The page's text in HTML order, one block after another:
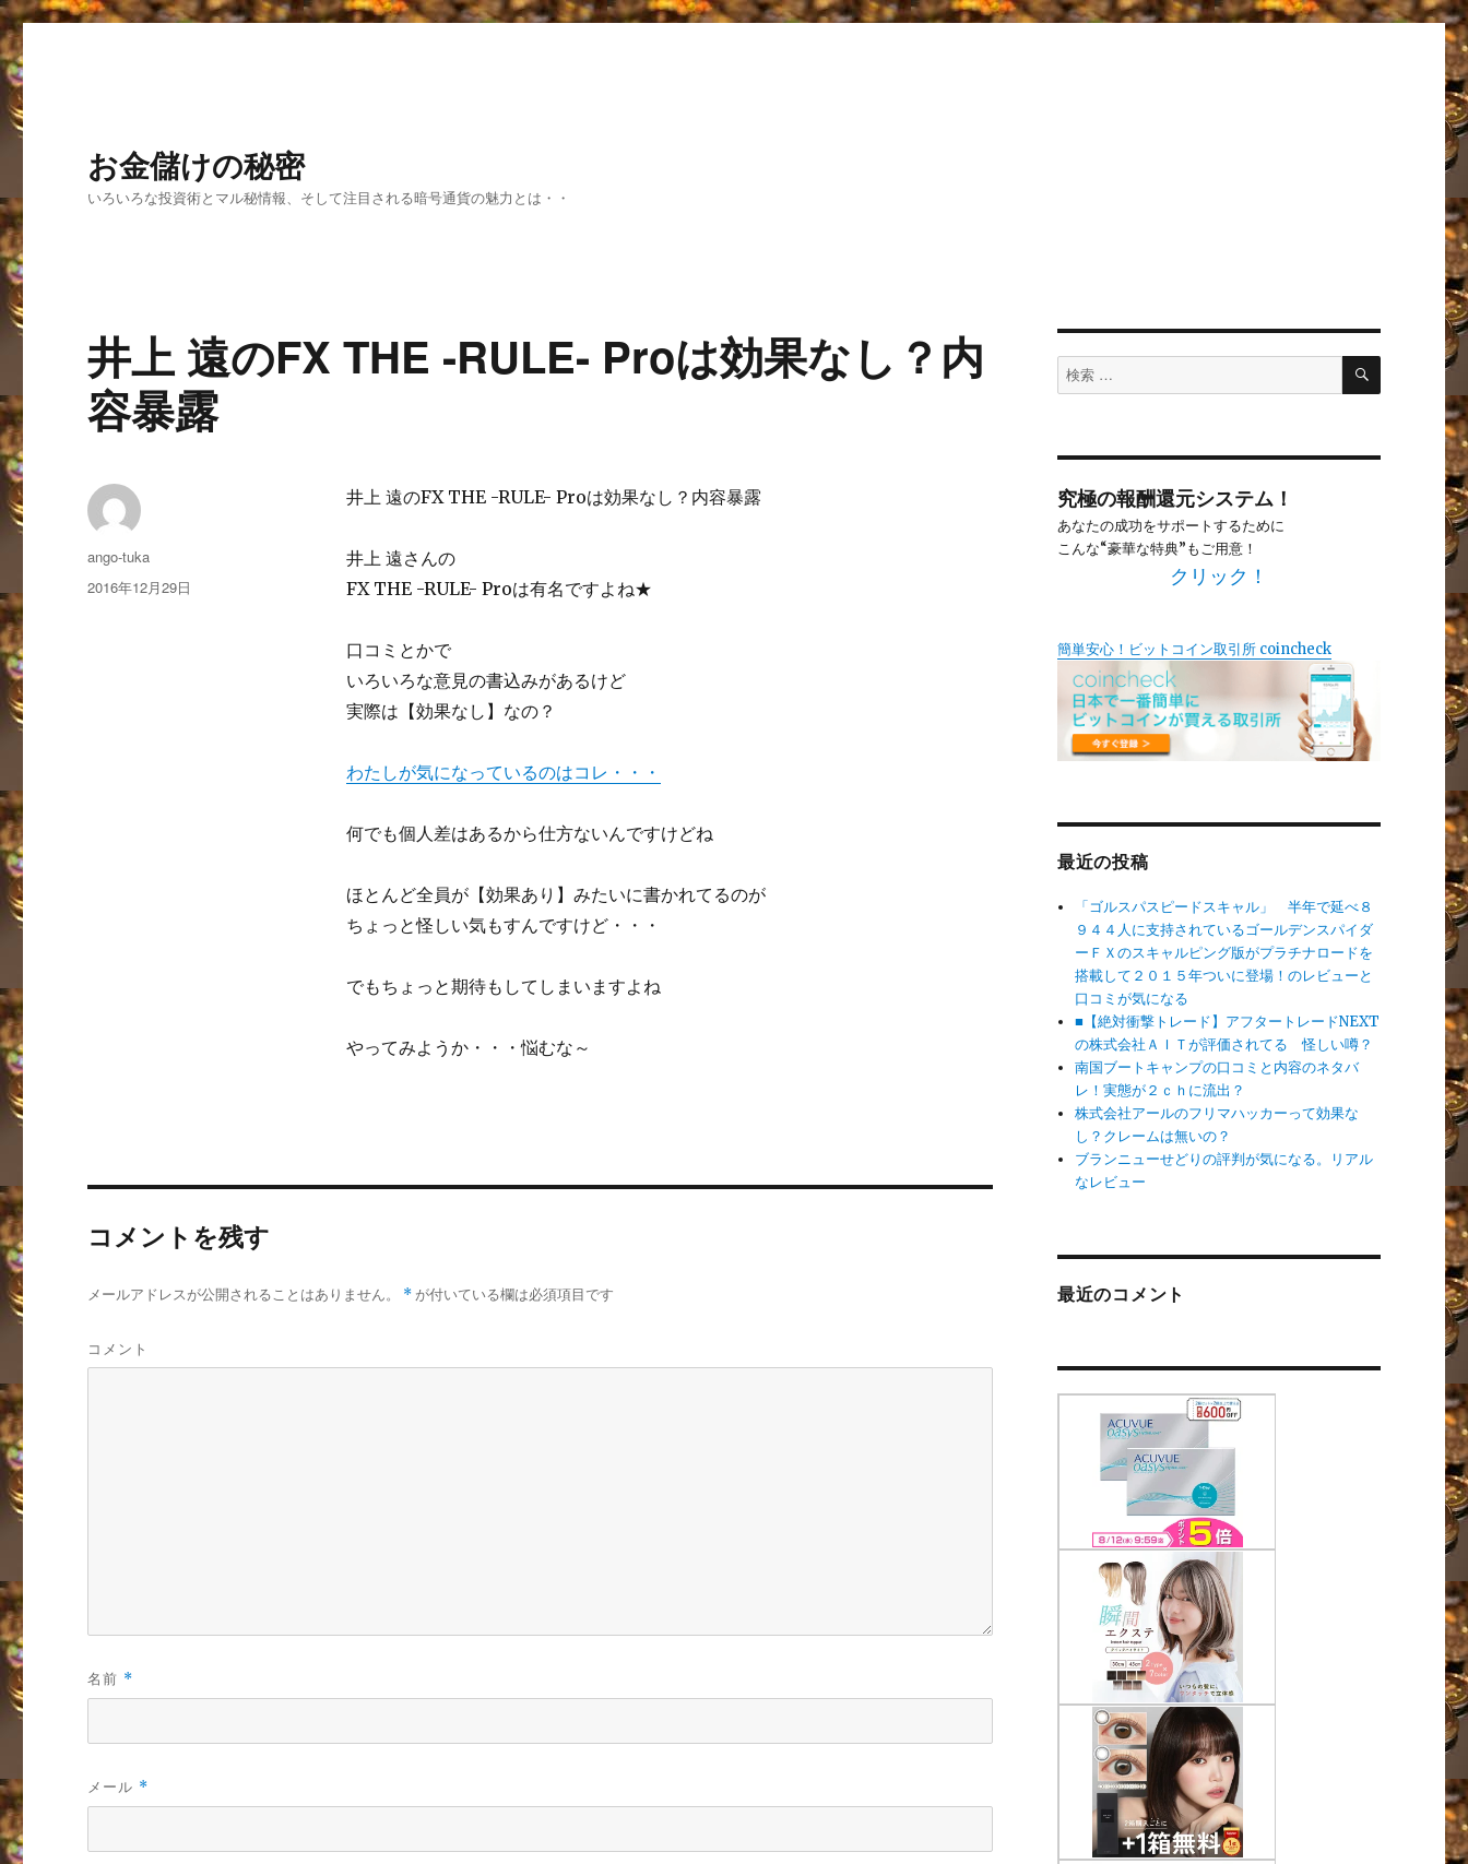
お金儲けの秘密
いろいろな投資術とマル秘情報、そして注目される暗号通貨の魅力とは・・
井上 遠のFX THE -RULE- Proは効果なし？内
容暴露
井上 遠のFX THE -RULE- Proは効果なし？内容暴露
井上 遠さんの
FX THE -RULE- Proは有名ですよね★
口コミとかで
いろいろな意見の書込みがあるけど
実際は【効果なし】なの？
わたしが気になっているのはコレ・・・
何でも個人差はあるから仕方ないんですけどね
ほとんど全員が【効果あり】みたいに書かれてるのが
ちょっと怪しい気もすんですけど・・・
でもちょっと期待もしてしまいますよね
やってみようか・・・悩むな～
投
稿
ango-tuka
投
2016年12月29日
コメントを残す
メールアドレスが公開されることはありません。 * が付いている欄は必須項目です
コメント
名前 *
メール *
検
索
検
究極の報酬還元システム！
あなたの成功をサポートするために
こんな“豪華な特典”もご用意！
クリック！
簡単安心！ビットコイン取引所 coincheck
最近の投稿
「ゴルスパスピードスキャル」 半年で延べ８
９４４人に支持されているゴールデンスパイダ
ーＦＸのスキャルピング版がプラチナロードを
搭載して２０１５年ついに登場！のレビューと
口コミが気になる
■【絶対衝撃トレード】アフタートレードNEXT
の株式会社ＡＩＴが評価されてる 怪しい噂？
南国ブートキャンプの口コミと内容のネタバ
レ！実態が２ｃｈに流出？
株式会社アールのフリマハッカーって効果な
し？クレームは無いの？
ブランニューせどりの評判が気になる。リアル
なレビュー
最近のコメント